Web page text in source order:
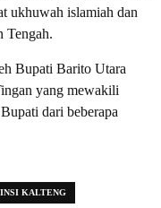
ukhuwah islamiah dan
Tengah.
Bupati Barito Utara
yang mewakili
dari beberapa
KALTENG